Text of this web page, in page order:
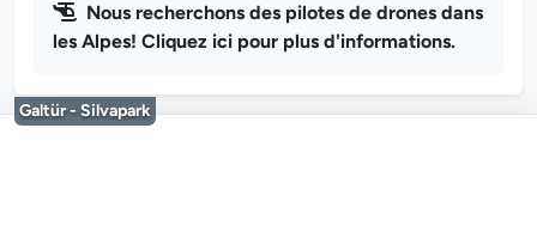
Galtür - Silvapark
Nous recherchons des pilotes de drones dans
les Alpes! Cliquez ici pour plus d'informations.